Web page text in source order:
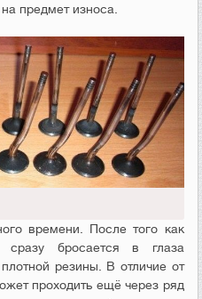
предмет износа.
времени. После того как
сразу бросается в глаза
резины. В отличие от
проходить ещё через ряд